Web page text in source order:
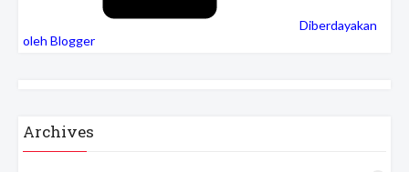
Diberdayakan
oleh Blogger
Archives